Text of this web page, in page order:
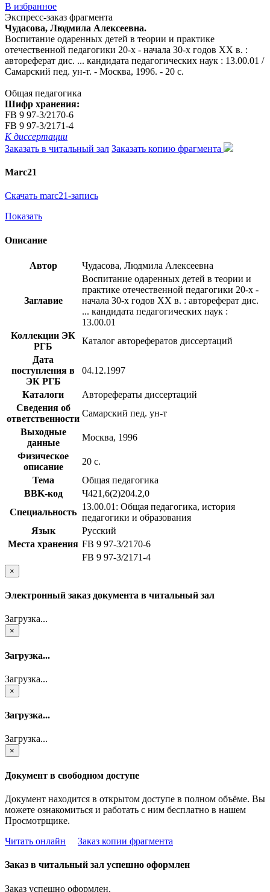
В избранное
Экспресс-заказ фрагмента
Чудасова, Людмила Алексеевна.
Воспитание одаренных детей в теории и практике
отечественной педагогики 20-х - начала 30-х годов XX в. :
автореферат дис. ... кандидата педагогических наук : 13.00.01 /
Самарский пед. ун-т. - Москва, 1996. - 20 с.
Общая педагогика
Шифр хранения:
FB 9 97-3/2170-6
FB 9 97-3/2171-4
К диссертации
Заказать в читальный зал Заказать копию фрагмента
Marc21
Скачать marc21-запись
Показать
Описание
Автор Чудасова, Людмила Алексеевна
Заглавие
Воспитание одаренных детей в теории и
практике отечественной педагогики 20-х -
начала 30-х годов XX в. : автореферат дис.
... кандидата педагогических наук :
13.00.01
Коллекции ЭК
РГБ
Каталог авторефератов диссертаций
Дата
поступления в
ЭК РГБ
04.12.1997
Каталоги
Авторефераты диссертаций
Сведения об
ответственности
Самарский пед. ун-т
Выходные
данные
Москва, 1996
Физическое
описание
20 с.
Тема
Общая педагогика
BBK-код
Ч421,6(2)204.2,0
Специальность
13.00.01: Общая педагогика, история
педагогики и образования
Язык
Русский
Места хранения FB 9 97-3/2170-6
FB 9 97-3/2171-4
×
Электронный заказ документа в читальный зал
Загрузка...
×
Загрузка...
Загрузка...
×
Загрузка...
Загрузка...
×
Документ в свободном доступе
Документ находится в открытом доступе в полном объёме. Вы
можете ознакомиться и работать с ним бесплатно в нашем
Просмотрщике.
Читать онлайн
Заказ копии фрагмента
Заказ в читальный зал успешно оформлен
Заказ успешно оформлен.